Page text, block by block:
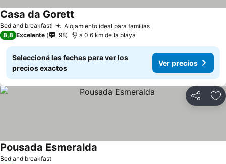
Bed and breakfast Alojamiento ideal para familias
Casa da Gorett
8,8 Excelente 98 a 0.6 km de la playa
Seleccioná las fechas para ver los
precios exactos
Ver precios
Compartir
Bed and breakfast
Pousada Esmeralda